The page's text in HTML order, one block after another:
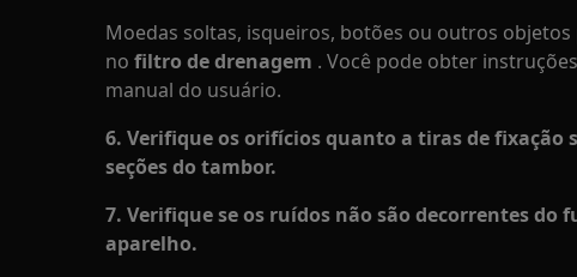
Moedas soltas, isqueiros, botões ou outros
no filtro de drenagem . Você pode obter
manual do usuário.
6. Verifique os orifícios quanto a tiras de fixação
seções do tambor.
7. Verifique se os ruídos não são decorrentes
aparelho.